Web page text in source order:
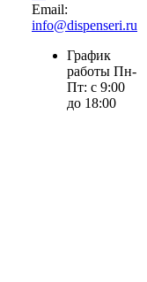
Email:
info@dispenseri.ru
График
работы Пн-
Пт: с 9:00
до 18:00